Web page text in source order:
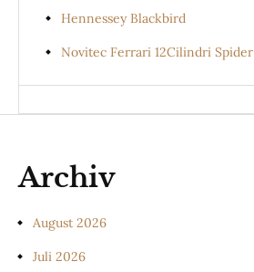
Hennessey Blackbird
Novitec Ferrari 12Cilindri Spider
Archiv
August 2026
Juli 2026